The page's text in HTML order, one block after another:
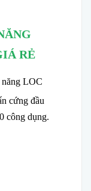
RẺ
LOC
cứng đầu
công dụng.